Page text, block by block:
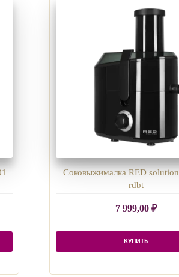
Соковыжималка RED
rdbt
7 999,00 ₽
КУПИТЬ